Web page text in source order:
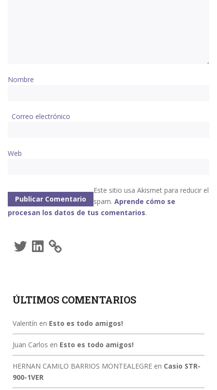
Nombre
Correo electrónico
Web
Este sitio usa Akismet para reducir el
spam. Aprende cómo se
procesan los datos de tus comentarios.
TwitterLinkedIn
ÚLTIMOS COMENTARIOS
Valentín en Esto es todo amigos!
Juan Carlos en Esto es todo amigos!
HERNAN CAMILO BARRIOS MONTEALEGREen Casio STR-
900-1VER